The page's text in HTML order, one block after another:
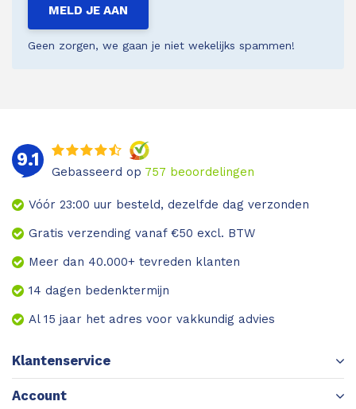
Geen zorgen, we gaan je niet wekelijks spammen!
MELD JE AAN
9.1
Gebasseerd op 757 beoordelingen
Vóór 23:00 uur besteld, dezelfde dag verzonden
Gratis verzending vanaf €50 excl. BTW
Meer dan 40.000+ tevreden klanten
14 dagen bedenktermijn
Al 15 jaar het adres voor vakkundig advies
Klantenservice
Account